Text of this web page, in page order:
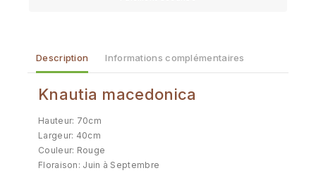
Description Informations complémentaires
Knautia macedonica
Hauteur: 70cm
Largeur: 40cm
Couleur: Rouge
Floraison: Juin à Septembre